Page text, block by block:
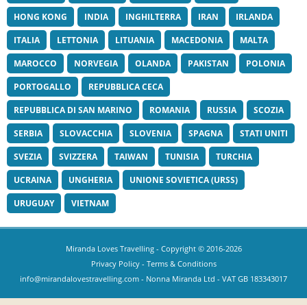
HONG KONG
INDIA INGHILTERRA IRAN
IRLANDA
ITALIA
LETTONIA LITUANIA MACEDONIA
MALTA
MAROCCO
NORVEGIA OLANDA PAKISTAN
POLONIA
PORTOGALLO
REPUBBLICA CECA
REPUBBLICA DI SAN MARINO
ROMANIA RUSSIA
SCOZIA
SERBIA
SLOVACCHIA SLOVENIA SPAGNA
STATI UNITI
SVEZIA
SVIZZERA TAIWAN TUNISIA
TURCHIA
UCRAINA
UNGHERIA
UNIONE SOVIETICA (URSS)
URUGUAY
VIETNAM
Miranda Loves Travelling- Copyright © 2016-2026
Privacy Policy- Terms & Conditions
info@mirandalovestravelling.com - Nonna Miranda Ltd - VAT GB 183343017